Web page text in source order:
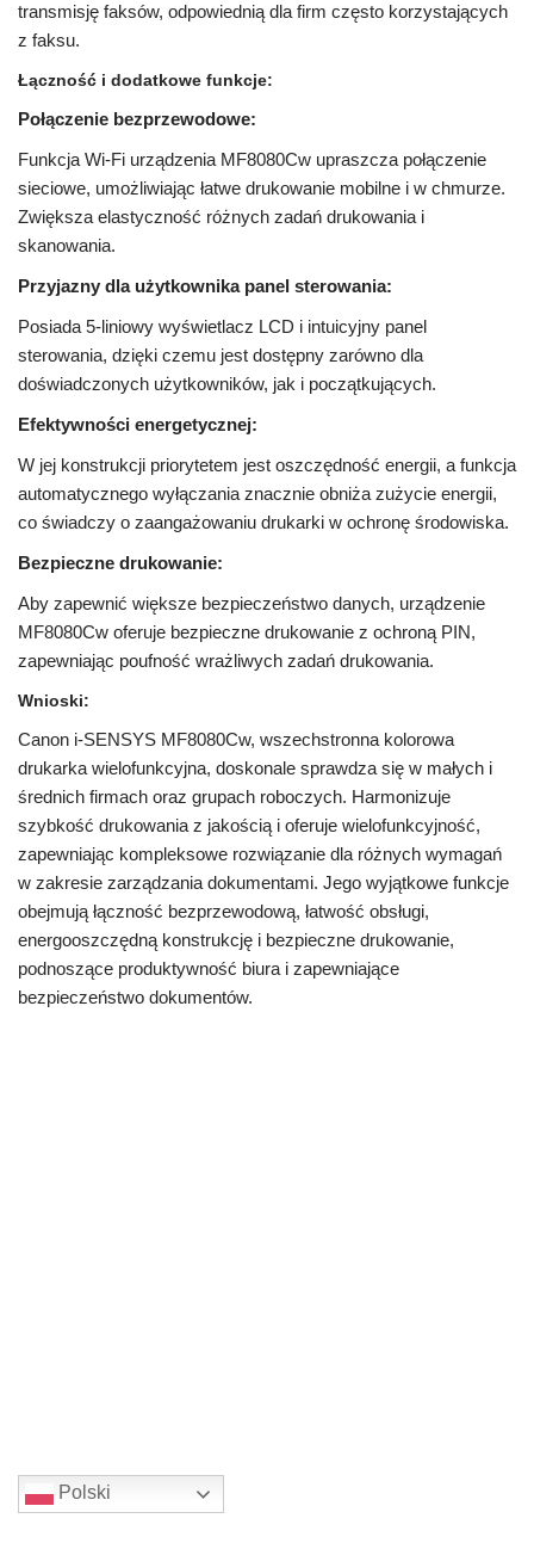
transmisję faksów, odpowiednią dla firm często korzystających
z faksu.
Łączność i dodatkowe funkcje:
Połączenie bezprzewodowe:
Funkcja Wi-Fi urządzenia MF8080Cw upraszcza połączenie
sieciowe, umożliwiając łatwe drukowanie mobilne i w chmurze.
Zwiększa elastyczność różnych zadań drukowania i
skanowania.
Przyjazny dla użytkownika panel sterowania:
Posiada 5-liniowy wyświetlacz LCD i intuicyjny panel
sterowania, dzięki czemu jest dostępny zarówno dla
doświadczonych użytkowników, jak i początkujących.
Efektywności energetycznej:
W jej konstrukcji priorytetem jest oszczędność energii, a funkcja
automatycznego wyłączania znacznie obniża zużycie energii,
co świadczy o zaangażowaniu drukarki w ochronę środowiska.
Bezpieczne drukowanie:
Aby zapewnić większe bezpieczeństwo danych, urządzenie
MF8080Cw oferuje bezpieczne drukowanie z ochroną PIN,
zapewniając poufność wrażliwych zadań drukowania.
Wnioski:
Canon i-SENSYS MF8080Cw, wszechstronna kolorowa
drukarka wielofunkcyjna, doskonale sprawdza się w małych i
średnich firmach oraz grupach roboczych. Harmonizuje
szybkość drukowania z jakością i oferuje wielofunkcyjność,
zapewniając kompleksowe rozwiązanie dla różnych wymagań
w zakresie zarządzania dokumentami. Jego wyjątkowe funkcje
obejmują łączność bezprzewodową, łatwość obsługi,
energooszczędną konstrukcję i bezpieczne drukowanie,
podnoszące produktywność biura i zapewniające
bezpieczeństwo dokumentów.
Polski